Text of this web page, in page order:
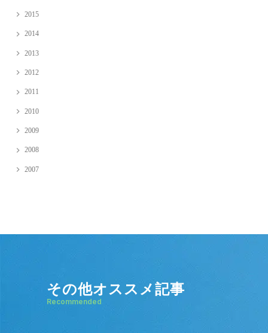
2015
2014
2013
2012
2011
2010
2009
2008
2007
その他オススメ記事
Recommended